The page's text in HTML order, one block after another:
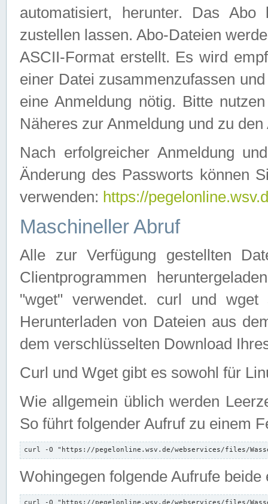
automatisiert, herunter. Das
zustellen lassen. Abo-Dateien
ASCII-Format erstellt. Es wird
einer Datei zusammenzufassen
eine Anmeldung nötig. Bitte
Näheres zur Anmeldung und zu
Nach erfolgreicher Anmeldung
Änderung des Passworts können
verwenden: https://
Maschineller Abruf
Alle zur Verfügung gestellten
Clientprogrammen
"wget" verwendet. curl und wget
Herunterladen von Dateien aus
dem verschlüsselten Download
Curl und Wget gibt es sowohl für
Wie allgemein üblich werden
So führt folgender Aufruf zu einem
curl -O "https://pegelonline.wsv.de/webservices/files/
Wohingegen folgende Aufrufe beide